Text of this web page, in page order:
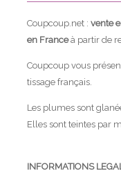
Coupcoup.net : vente
en Franceà partir de
Coupcoup vous
tissage français.
Les plumes sont
Elles sont teintes par
INFORMATIONS